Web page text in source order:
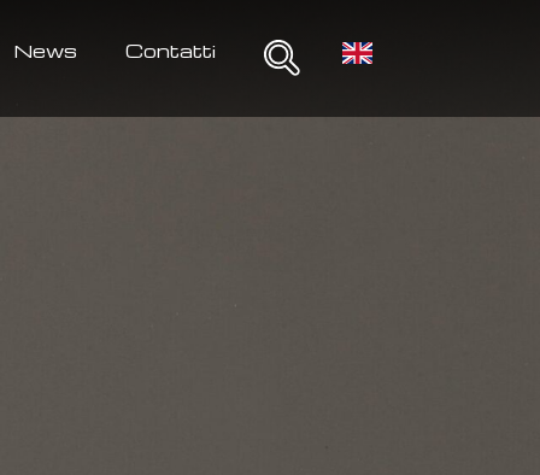
News Contatti